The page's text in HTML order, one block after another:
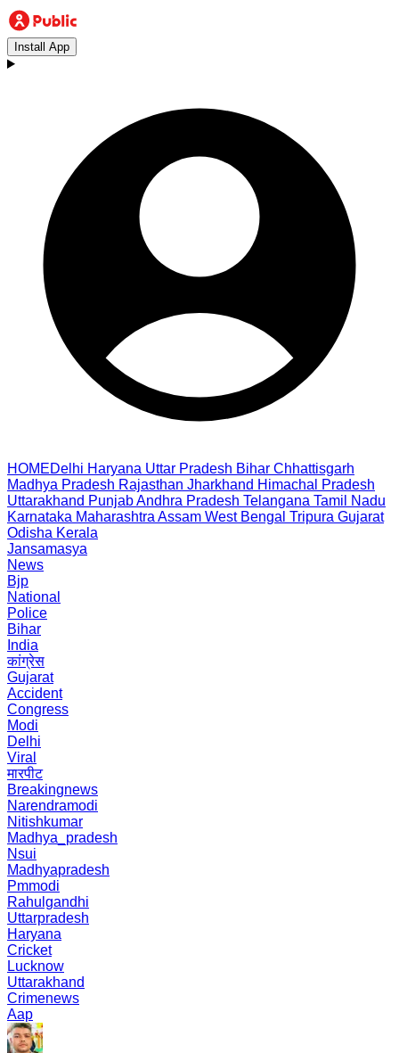
Install App
HOMEDelhi Haryana Uttar Pradesh Bihar Chhattisgarh
Madhya Pradesh Rajasthan Jharkhand Himachal Pradesh
Uttarakhand PunjabAndhra Pradesh Telangana Tamil Nadu
Karnataka Maharashtra Assam West Bengal Tripura Gujarat
Odisha Kerala
Jansamasya
News
Bjp
National
Police
Bihar
India
कांग्रेस
Gujarat
Accident
Congress
Modi
Delhi
Viral
मारपीट
Breakingnews
Narendramodi
Nitishkumar
Madhya_pradesh
Nsui
Madhyapradesh
Pmmodi
Rahulgandhi
Uttarpradesh
Haryana
Cricket
Lucknow
Uttarakhand
Crimenews
Aap